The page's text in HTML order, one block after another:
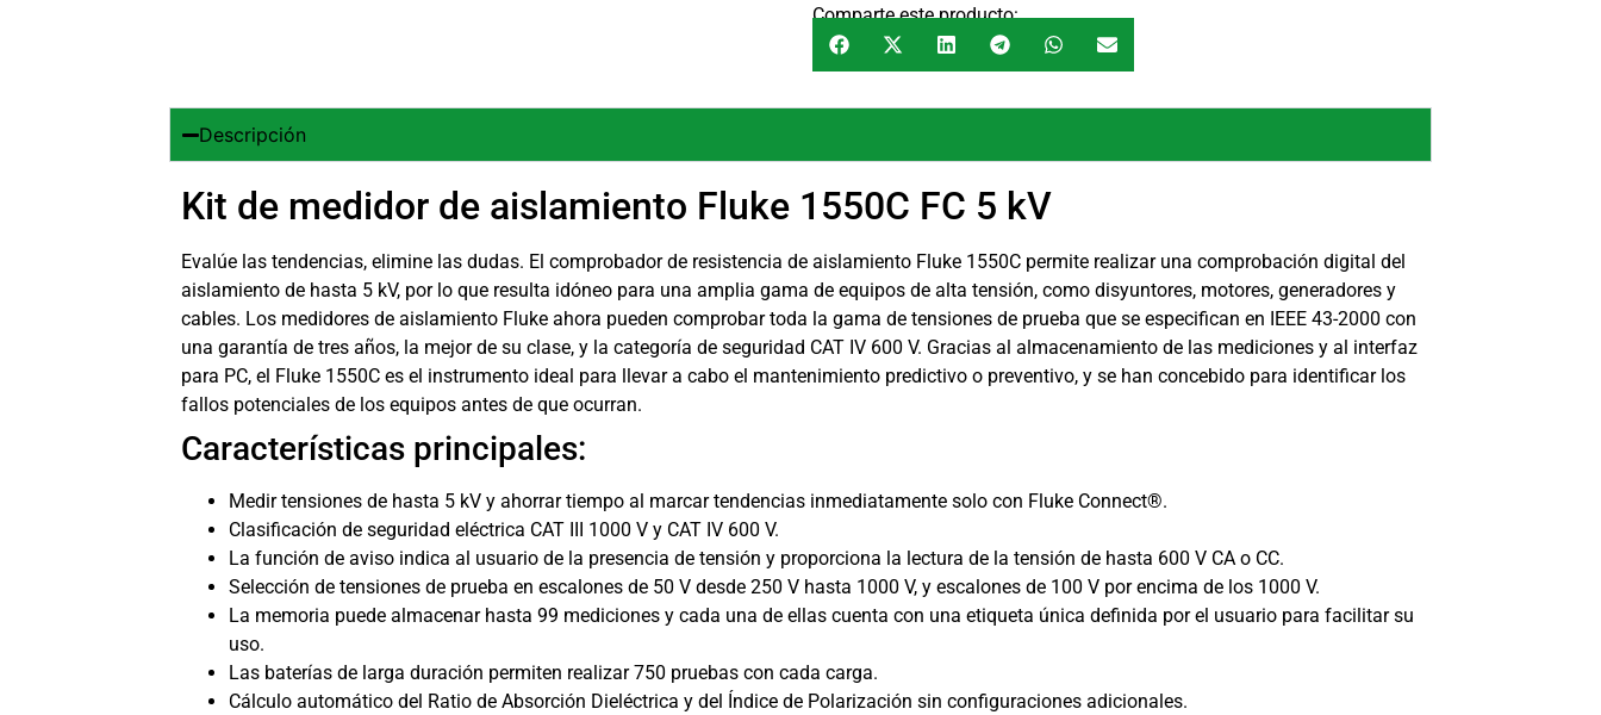
Comparte este producto:
Descripción
Kit de medidor de aislamiento Fluke 1550C FC 5 kV
Evalúe las tendencias, elimine las dudas. El comprobador de resistencia de aislamiento Fluke 1550C permite realizar una comprobación digital del
aislamiento de hasta 5 kV, por lo que resulta idóneo para una amplia gama de equipos de alta tensión, como disyuntores, motores, generadores y
cables. Los medidores de aislamiento Fluke ahora pueden comprobar toda la gama de tensiones de prueba que se especifican en IEEE 43-2000 con
una garantía de tres años, la mejor de su clase, y la categoría de seguridad CAT IV 600 V. Gracias al almacenamiento de las mediciones y al interfaz
para PC, el Fluke 1550C es el instrumento ideal para llevar a cabo el mantenimiento predictivo o preventivo, y se han concebido para identificar los
fallos potenciales de los equipos antes de que ocurran.
Características principales:
Medir tensiones de hasta 5 kV y ahorrar tiempo al marcar tendencias inmediatamente solo con Fluke Connect®.
Clasificación de seguridad eléctrica CAT III 1000 V y CAT IV 600 V.
La función de aviso indica al usuario de la presencia de tensión y proporciona la lectura de la tensión de hasta 600 V CA o CC.
Selección de tensiones de prueba en escalones de 50 V desde 250 V hasta 1000 V, y escalones de 100 V por encima de los 1000 V.
La memoria puede almacenar hasta 99 mediciones y cada una de ellas cuenta con una etiqueta única definida por el usuario para facilitar su
uso.
Las baterías de larga duración permiten realizar 750 pruebas con cada carga.
Cálculo automático del Ratio de Absorción Dieléctrica y del Índice de Polarización sin configuraciones adicionales.